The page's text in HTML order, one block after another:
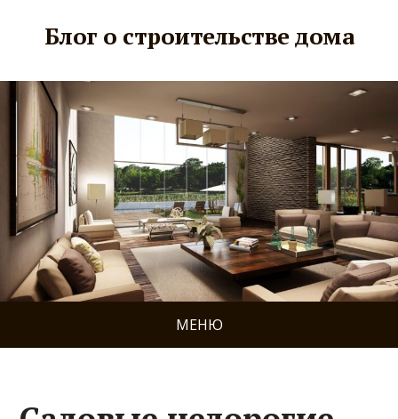
Блог о строительстве дома
МЕНЮ